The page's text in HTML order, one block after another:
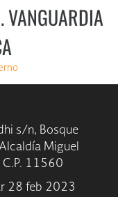
VANGUARDIA
s/n, Bosque
Miguel
C.P. 11560
28 feb 2023